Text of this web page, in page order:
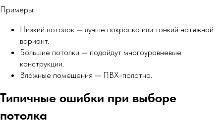
Примеры:
Низкий потолок — лучше покраска или тонкий натяжной
вариант.
Большие потолки — подойдут многоуровневые
конструкции.
Влажные помещения — ПВХ-полотно.
Типичные ошибки при выборе
потолка